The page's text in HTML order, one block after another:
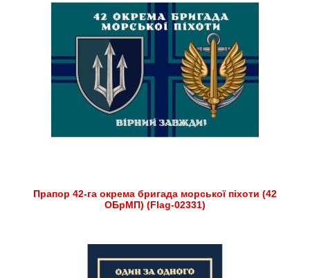
Прапор 42-га окрема бригада морської піхоти (42
ОБрМП) (Flag-02331)